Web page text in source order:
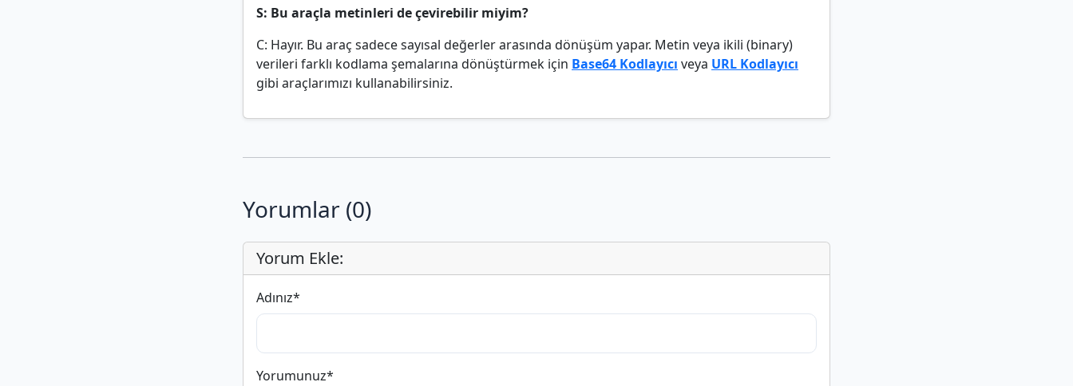
S: Bu araçla metinleri de çevirebilir miyim?
C: Hayır. Bu araç sadece sayısal değerler arasında dönüşüm yapar. Metin veya ikili (binary)
verileri farklı kodlama şemalarına dönüştürmek için Base64 Kodlayıcı veya URL Kodlayıcı
gibi araçlarımızı kullanabilirsiniz.
Yorumlar (0)
Yorum Ekle:
Adınız*
Yorumunuz*